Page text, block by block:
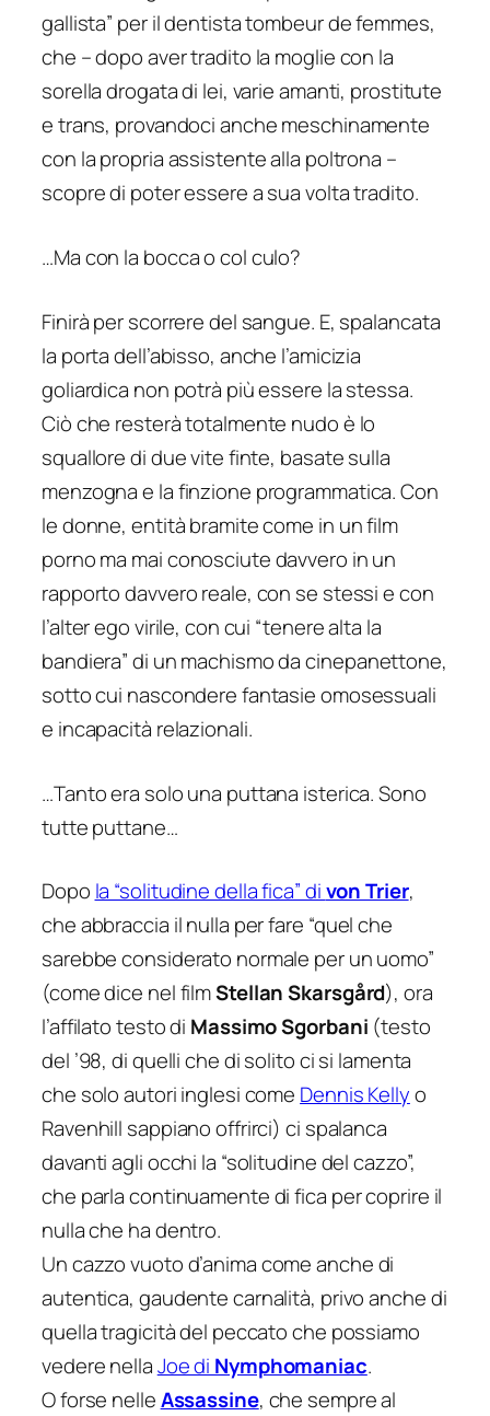
gallista” per il dentistatombeur de femmes,
che – dopo aver tradito la moglie con la
sorella drogata di lei, varie amanti, prostitute
e trans, provandoci anche meschinamente
con la propria assistente alla poltrona –
scopre di poter essere a sua volta tradito.
…Ma con la bocca o col culo?
Finirà per scorrere del sangue. E, spalancata
la porta dell’abisso, anche l’amicizia
goliardica non potrà più essere la stessa.
Ciò che resterà totalmente nudo è lo
squallore di due vite finte, basate sulla
menzogna e la finzione programmatica. Con
le donne, entità bramite come in un film
porno ma mai conosciute davvero in un
rapporto davvero reale, con se stessi e con
l’alter ego virile, con cui “tenere alta la
bandiera” di un machismo dacinepanettone,
sotto cui nascondere fantasie omosessuali
e incapacità relazionali.
…Tanto era solo una puttana isterica. Sono
tutte puttane…
Dopo la “solitudine della fica” divon Trier,
che abbraccia il nulla per fare “quel che
sarebbe considerato normale per un uomo”
(come dice nel filmStellan Skarsgård), ora
l’affilato testo di Massimo Sgorbani (testo
del ’98, di quelli che di solito ci si lamenta
che solo autori inglesi come Dennis Kellyo
Ravenhill sappiano offrirci) ci spalanca
davanti agli occhi la “solitudine del cazzo”,
che parla continuamente di fica per coprire il
nulla che ha dentro.
Un cazzo vuoto d’anima come anche di
autentica, gaudente carnalità, privo anche di
quella tragicità del peccato che possiamo
vedere nellaJoe di Nymphomaniac.
O forse nelleAssassine, che sempre al